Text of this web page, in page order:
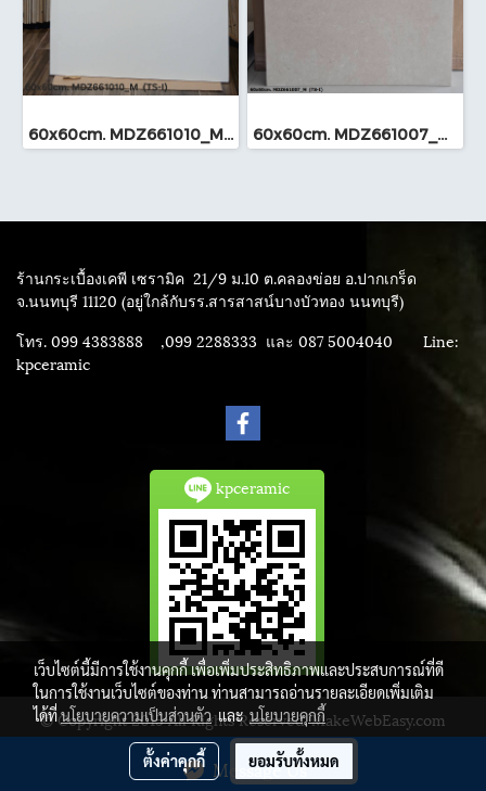
Message Us
60x60cm. MDZ661010_M (TS-I) 60x60cm. MDZ661007_M (TS-I)
ร้านกระเบื้องเคพี เซรามิค 21/9 ม.10 ต.คลองข่อย อ.ปากเกร็ด
จ.นนทบุรี 11120 (อยู่ใกล้กับรร.สารสาสน์บางบัวทอง นนทบุรี)
โทร. 099 4383888 ,099 2288333 และ 087 5004040 Line:
kpceramic
kpceramic
© Copyright 2015 All Rights Reserved. MakeWebEasy.com
ผู้เข้าชมวันนี้ 1
เว็บไซต์นี้มีการใช้งานคุกกี้ เพื่อเพิ่มประสิทธิภาพและประสบการณ์ที่ดี
ในการใช้งานเว็บไซต์ของท่าน ท่านสามารถอ่านรายละเอียดเพิ่มเติม
ได้ที่นโยบายความเป็นส่วนตัวและนโยบายคุกกี้
ตั้งค่าคุกกี้ ยอมรับทั้งหมด